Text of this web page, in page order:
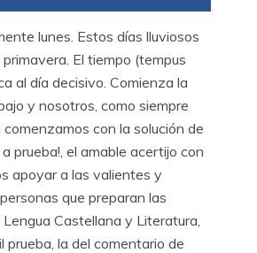
lunes. Estos días lluviosos
El tiempo (tempus
al día decisivo. Comienza la
y nosotros, como siempre
con la solución de
prueba!, el amable acertijo con
apoyar a las valientes y
que preparan las
Castellana y Literatura,
prueba, la del comentario de